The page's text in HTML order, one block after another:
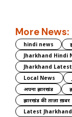
More News:
hindi news
Jharkhand Hindi
Jharkhand
Local News
अपना झारखंड
झारखंड की ताज़ा ख़बर
Latest